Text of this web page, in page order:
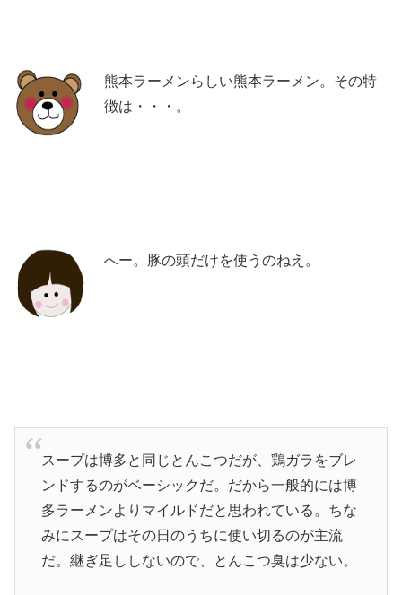
熊本ラーメンらしい熊本ラーメン。その特
徴は・・・。
へー。豚の頭だけを使うのねえ。
スープは博多と同じとんこつだが、鶏ガラをブレ
ンドするのがベーシックだ。だから一般的には博
多ラーメンよりマイルドだと思われている。ちな
みにスープはその日のうちに使い切るのが主流
だ。継ぎ足ししないので、とんこつ臭は少ない。